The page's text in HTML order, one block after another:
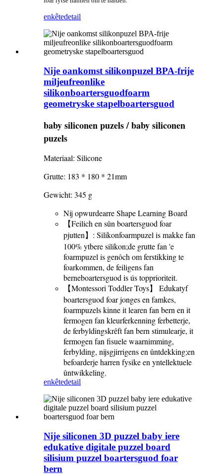
enkêtedetail
Nije oankomst silikonpuzel BPA-frije
miljeufreonlike
silikonboartersguodfoarm
geometryske stapelboartersguod
baby siliconen puzels / baby siliconen
puzels
Materiaal: Silicone
Grutte: 183 * 180 * 21mm
Gewicht: 345 g
Nij opwurdearre Shape Learning Board
【Feilich en sûn boartersguod foar
pjutten】: Silikonfoarmpuzel is makke fan
100% ytbere silikon;de grutte fan 'e
foarmpuzel is genôch om ferstikking te
foarkommen, de feiligens fan
berneboartersguod is ús topprioriteit.
【Montessori Toddler Toys】 Edukatyf
boartersguod foar jonges en famkes,
foarmpuzels kinne it learen fan bern en it
fermogen fan kleurferkenning ferbetterje,
de ferbyldingskrêft fan bern stimulearje, it
fermogen fan fisuele waarnimming,
ferbylding, nijsgjirrigens en ûntdekking;en
befoarderje harren fysike en yntellektuele
ûntwikkeling.
enkêtedetail
Nije siliconen 3D puzzel baby iere
edukative digitale puzzel board
silisium puzzel boartersguod foar
bern